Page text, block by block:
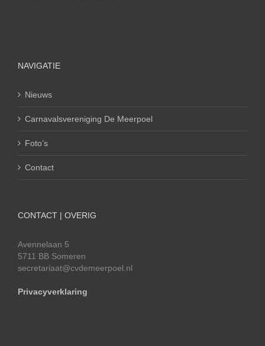
NAVIGATIE
Nieuws
Carnavalsvereniging De Meerpoel
Foto’s
Contact
CONTACT | OVERIG
Avennelaan 5
5711 BB Someren
secretariaat@cvdemeerpoel.nl
Privacyverklaring